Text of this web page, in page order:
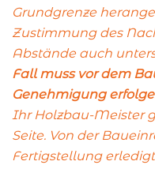
Grundgrenze
Zustimmung des
Abstände auch
Fall muss vor dem
Genehmigung
Ihr Holzbau-Meister
Seite. Von der
Fertigstellung